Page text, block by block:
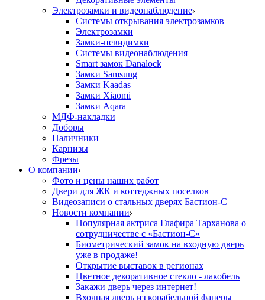
Электрозамки и видеонаблюдение
Системы открывания электрозамков
Электрозамки
Замки-невидимки
Системы видеонаблюдения
Smart замок Danalock
Замки Samsung
Замки Kaadas
Замки Xiaomi
Замки Aqara
МДФ-накладки
Доборы
Наличники
Карнизы
Фрезы
О компании
Фото и цены наших работ
Двери для ЖК и коттеджных поселков
Видеозаписи о стальных дверях Бастион-С
Новости компании
Популярная актриса Глафира Тарханова о
сотрудничестве с «Бастион-С»
Биометрический замок на входную дверь
уже в продаже!
Открытие выставок в регионах
Цветное декоративное стекло - лакобель
Закажи дверь через интернет!
Входная дверь из корабельной фанеры